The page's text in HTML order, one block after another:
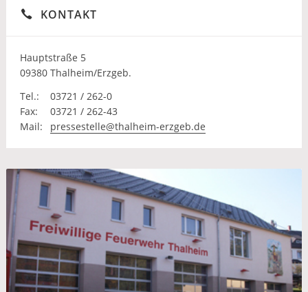
KONTAKT
Hauptstraße 5
09380 Thalheim/Erzgeb.
Tel.:
03721 / 262-0
Fax:
03721 / 262-43
Mail:
pressestelle@thalheim-erzgeb.de